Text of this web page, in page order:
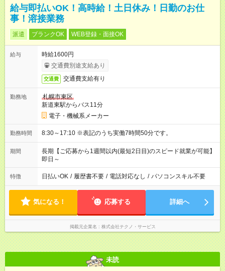
給与即払いOK！高時給！土日休み！日勤のお仕
事！溶接業務
派遣 ブランクOK WEB登録・面接OK
給与
時給1600円
交通費別途支給あり
交通費 交通費支給有り
勤務地
札幌市東区
新道東駅からバス11分
電子・機械系メーカー
勤務時間 8:30～17:10 ※表記のうち実働7時間50分です。
期間
長期【ご応募から1週間以内(最短2日目)のスピード就業が可能】
即日～
特徴 日払いOK / 履歴書不要 / 電話対応なし / パソコンスキル不要
気になる！ 応募する 詳細へ
掲載元企業名 株式会社テクノ・サービス
未読